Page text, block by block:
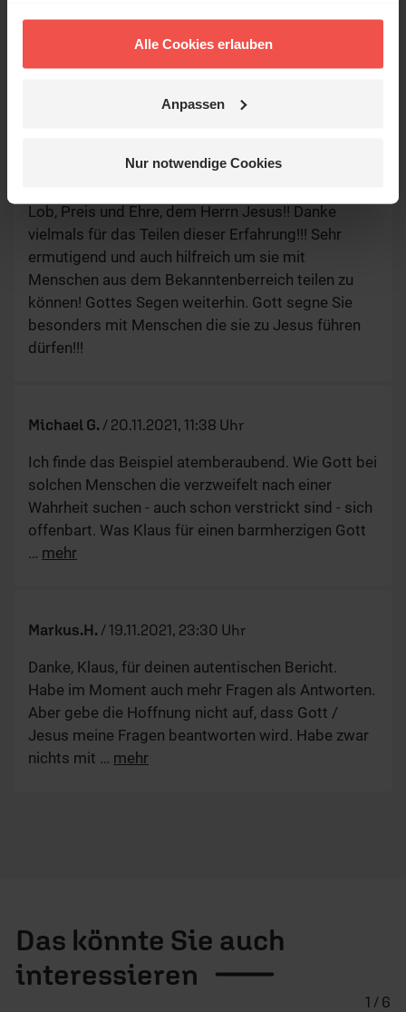
Alle Cookies erlauben
Anpassen
Nur notwendige Cookies
des Herrn ist, da ist Freiheit.
18 Wir alle aber, indem wir mit UNVERHÜLLTEM
mehr
21.11.2021, 16:02 Uhr
Lob, Preis und Ehre, dem Herrn Jesus!! Danke
vielmals für das Teilen dieser Erfahrung!!! Sehr
ermutigend und auch hilfreich um sie mit
Menschen aus dem Bekanntenberreich teilen zu
können! Gottes Segen weiterhin. Gott segne Sie
besonders mit Menschen die sie zu Jesus führen
dürfen!!!
Michael G. / 20.11.2021, 11:38 Uhr
Ich finde das Beispiel atemberaubend. Wie Gott bei
solchen Menschen die verzweifelt nach einer
Wahrheit suchen - auch schon verstrickt sind - sich
offenbart. Was Klaus für einen barmherzigen Gott
… mehr
Markus.H. / 19.11.2021, 23:30 Uhr
Danke, Klaus, für deinen autentischen Bericht.
Habe im Moment auch mehr Fragen als Antworten.
Aber gebe die Hoffnung nicht auf, dass Gott /
Jesus meine Fragen beantworten wird. Habe zwar
nichts mit … mehr
Das könnte Sie auch
interessieren
1 / 6